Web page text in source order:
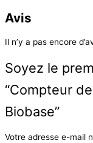
Avis
Il n’y a pas encore
Soyez le
“Compteur
Biobase”
Votre adresse e-mail